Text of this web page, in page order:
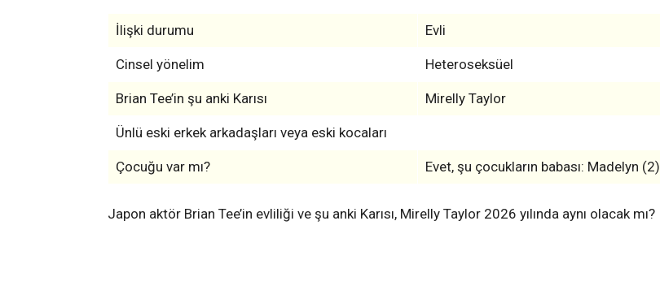
İlişki durumu Evli
Cinsel yönelim Heteroseksüel
Brian Tee’in şu anki Karısı Mirelly Taylor
Ünlü eski erkek arkadaşları veya eski kocaları
Çocuğu var mı? Evet, şu çocukların babası: Madelyn (2)
Japon aktör Brian Tee’in evliliği ve şu anki Karısı, Mirelly Taylor 2026 yılında aynı olacak mı?